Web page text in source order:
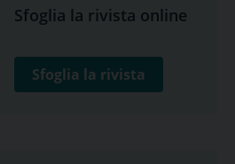
Sfoglia la rivista online
Sfoglia la rivista